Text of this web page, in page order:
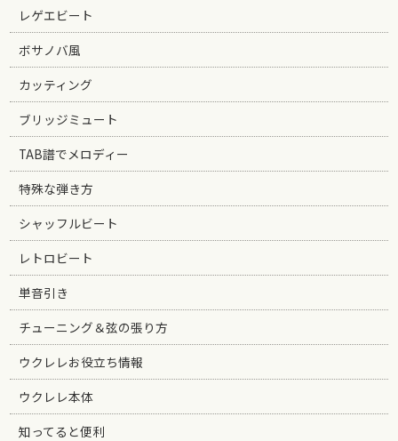
レゲエビート
ボサノバ風
カッティング
ブリッジミュート
TAB譜でメロディー
特殊な弾き方
シャッフルビート
レトロビート
単音引き
チューニング＆弦の張り方
ウクレレお役立ち情報
ウクレレ本体
知ってると便利